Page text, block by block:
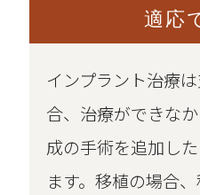
適応
インプラント治療
合、治療ができな
成の手術を追加し
ます。移植の場合